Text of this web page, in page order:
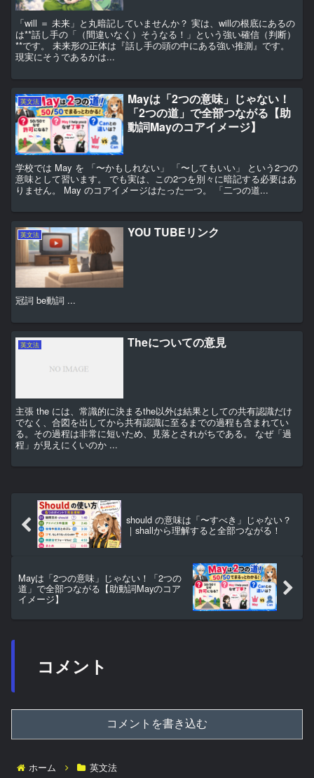
「will ＝ 未来」と丸暗記していませんか？ 実は、willの根底にあるの
は**話し手の「（間違いなく）そうなる！」という強い確信（判断）
**です。 未来形の正体は『話し手の頭の中にある強い推測』です。
現実にそうであるかは...
英文法
Mayは「2つの意味」じゃない！
「2つの道」で全部つながる【助
動詞Mayのコアイメージ】
学校では May を 「〜かもしれない」 「〜してもいい」 という2つの
意味として習います。 でも実は、この2つを別々に暗記する必要はあ
りません。 May のコアイメージはたった一つ。 「二つの道...
英文法 YOU TUBEリンク
冠詞 be動詞 ...
英文法 Theについての意見
主張 the には、常識的に決まるthe以外は結果としての共有認識だけ
でなく、合図を出してから共有認識に至るまでの過程も含まれてい
る。その過程は非常に短いため、見落とされがちである。 なぜ「過
程」が見えにくいのか ...
should の意味は「〜すべき」じゃない？
｜shallから理解すると全部つながる！
Mayは「2つの意味」じゃない！「2つの
道」で全部つながる【助動詞Mayのコア
イメージ】
コメント
コメントを書き込む
ホーム 英文法